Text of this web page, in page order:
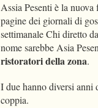
Assia Pesenti è la
pagine dei giornali di
settimanale Chi diretto
nome sarebbe Asia
ristoratori della zona.
I due hanno diversi anni
coppia.